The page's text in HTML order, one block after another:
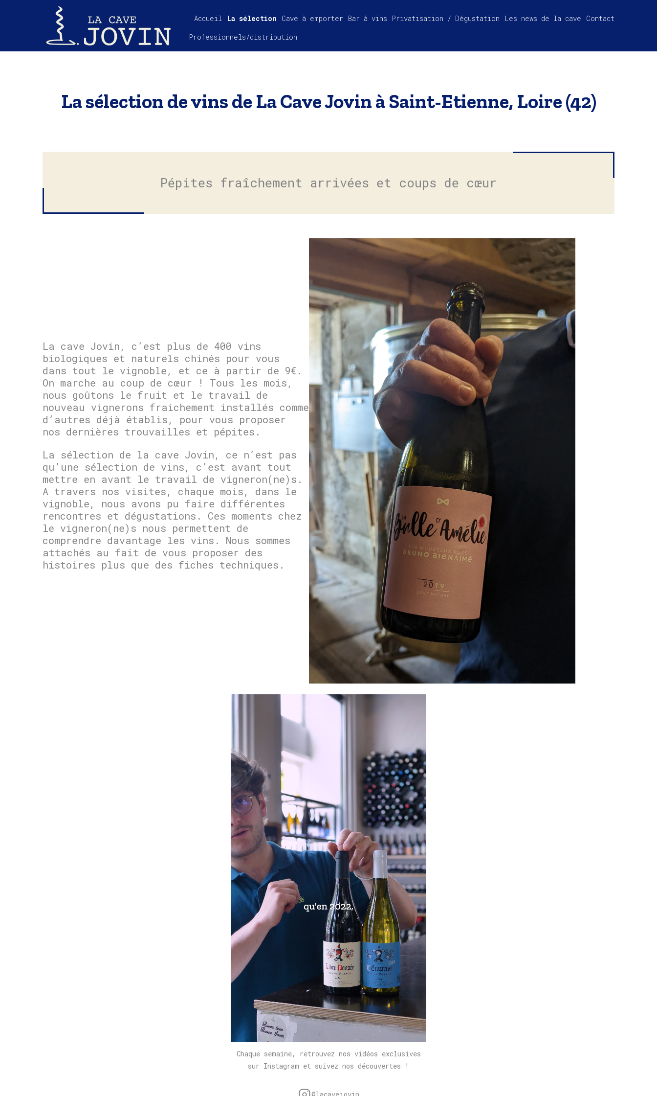
Accueil La sélection Cave à emporter Bar à vins Privatisation / Dégustation Les news de la cave
Contact
Professionnels/distribution
La sélection de vins de La Cave Jovin à Saint-Etienne, Loire (42)
Pépites fraîchement arrivées et coups de cœur
La cave Jovin, c’est plus de 400 vins
biologiques et naturels chinés pour vous
dans tout le vignoble, et ce à partir de 9€.
On marche au coup de cœur ! Tous les mois,
nous goûtons le fruit et le travail de
nouveau vignerons fraichement installés comme
d’autres déjà établis, pour vous proposer
nos dernières trouvailles et pépites.
La sélection de la cave Jovin, ce n’est pas
qu’une sélection de vins, c’est avant tout
mettre en avant le travail de vigneron(ne)s.
A travers nos visites, chaque mois, dans le
vignoble, nous avons pu faire différentes
rencontres et dégustations. Ces moments chez
le vigneron(ne)s nous permettent de
comprendre davantage les vins. Nous sommes
attachés au fait de vous proposer des
histoires plus que des fiches techniques.
Chaque semaine, retrouvez nos vidéos exclusives
sur Instagram et suivez nos découvertes !